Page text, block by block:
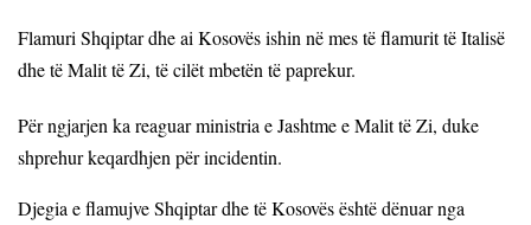
Flamuri Shqiptar dhe ai Kosovës ishin në mes të flamurit të Italisë
dhe të Malit të Zi, të cilët mbetën të paprekur.
Për ngjarjen ka reaguar ministria e Jashtme e Malit të Zi, duke
shprehur keqardhjen për incidentin.
Djegia e flamujve Shqiptar dhe të Kosovës është dënuar nga